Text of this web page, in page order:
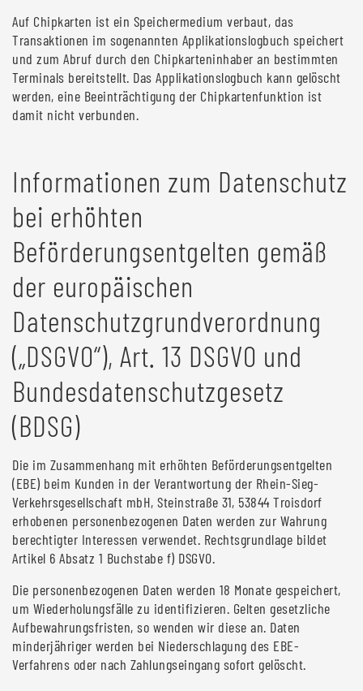
Auf Chipkarten ist ein Speichermedium verbaut, das
Transaktionen im sogenannten Applikationslogbuch speichert
und zum Abruf durch den Chipkarteninhaber an bestimmten
Terminals bereitstellt. Das Applikationslogbuch kann gelöscht
werden, eine Beeinträchtigung der Chipkartenfunktion ist
damit nicht verbunden.
Informationen zum Datenschutz
bei erhöhten
Beförderungsentgelten gemäß
der europäischen
Datenschutzgrundverordnung
(„DSGVO“), Art. 13 DSGVO und
Bundesdatenschutzgesetz
(BDSG)
Die im Zusammenhang mit erhöhten Beförderungsentgelten
(EBE) beim Kunden in der Verantwortung der Rhein-Sieg-
Verkehrsgesellschaft mbH, Steinstraße 31, 53844 Troisdorf
erhobenen personenbezogenen Daten werden zur Wahrung
berechtigter Interessen verwendet. Rechtsgrundlage bildet
Artikel 6 Absatz 1 Buchstabe f) DSGVO.
Die personenbezogenen Daten werden 18 Monate gespeichert,
um Wiederholungsfälle zu identifizieren. Gelten gesetzliche
Aufbewahrungsfristen, so wenden wir diese an. Daten
minderjähriger werden bei Niederschlagung des EBE-
Verfahrens oder nach Zahlungseingang sofort gelöscht.